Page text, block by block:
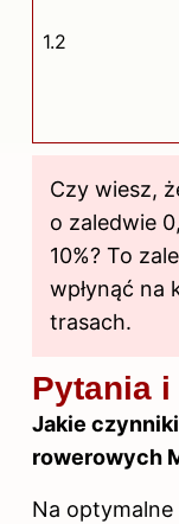
1.2
Czy wiesz,
o zaledwie
10%? To
wpłynąć
trasach.
Pytania
Jakie
rowerowych
Na optymalne